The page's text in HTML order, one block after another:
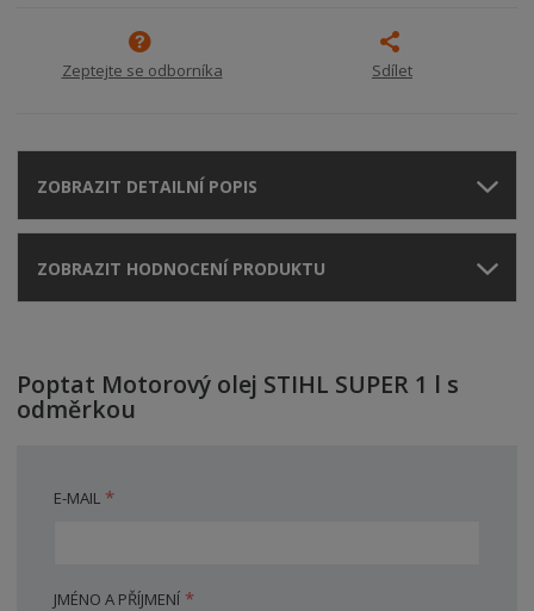
Zeptejte se odborníka Sdílet
ZOBRAZIT DETAILNÍ POPIS
ZOBRAZIT HODNOCENÍ PRODUKTU
Poptat Motorový olej STIHL SUPER 1 l s
odměrkou
E-MAIL *
JMÉNO A PŘÍJMENÍ *